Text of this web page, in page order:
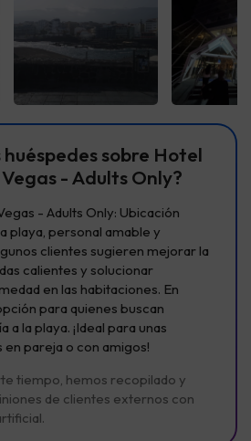
huéspedes sobre Hotel
- Adults Only?
- Adults Only: Ubicación
playa, personal amable y
clientes sugieren mejorar la
calientes y solucionar
en las habitaciones. En
para quienes buscan
a la playa. ¡Ideal para unas
pareja o con amigos!
tiempo, hemos recopilado y
de clientes externos con